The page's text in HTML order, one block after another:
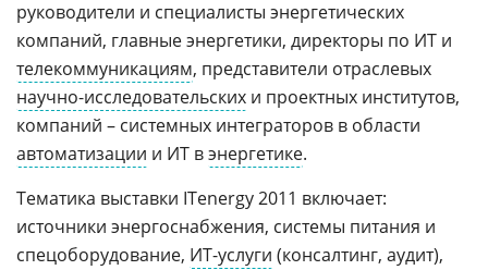
руководители и специалисты энергетических
компаний, главные энергетики, директоры по ИТ и
телекоммуникациям, представители отраслевых
научно-исследовательских и проектных институтов,
компаний – системных интеграторов в области
автоматизации и ИТ вэнергетике.
Тематика выставки ITenergy 2011 включает:
источники энергоснабжения, системы питания и
спецоборудование, ИТ-услуги (консалтинг, аудит),